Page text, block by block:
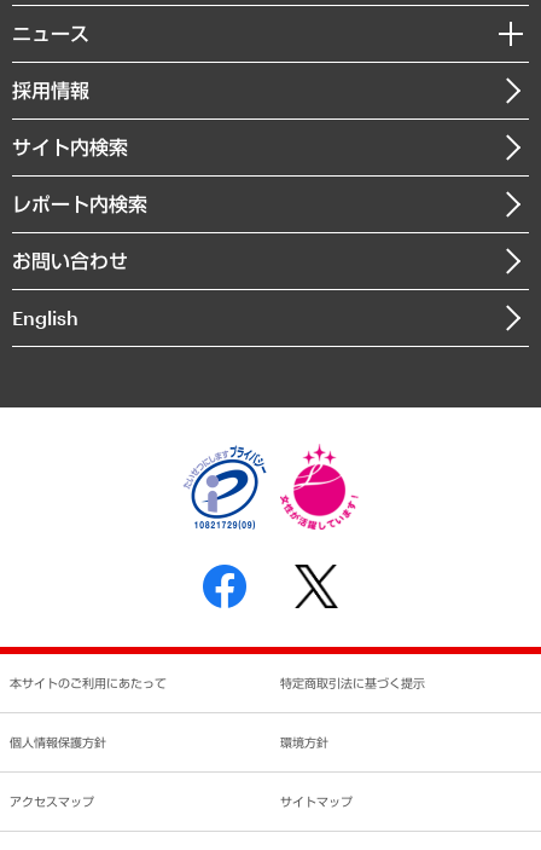
共生・ダイバーシティ
GRC（ガバナンス・リスク・コンプライアンス）・防災（政策）
経済・産業・雇用・労働
まちづくり・観光・交通・スポーツ・スマートシティ
自然資源・農林水産業・食料システム
経営用語集
受託・受注実績（官公庁関連）
メディア掲載・出演
MUFGビジネスセミナー
受託案件情報
私たちの想い
社長メッセージ
会社概要
沿革
組織図・本部部室紹介
インドネシア現地法人
個人情報保護方針
反社会的勢力に対する基本方針
書面による個人情報の開示等の請求の手続きについて
ニュース
ニュースリリース
お知らせ
採用情報
サイト内検索
レポート内検索
お問い合わせ
English
本サイトのご利用にあたって 特定商取引法に基づく提示
個人情報保護方針 環境方針
アクセスマップ サイトマップ